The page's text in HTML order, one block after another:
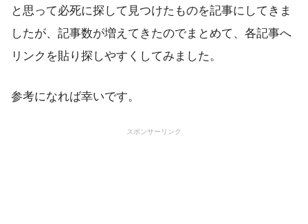
と思って必死に探して見つけたものを記事にしてきま
したが、記事数が増えてきたのでまとめて、各記事へ
リンクを貼り探しやすくしてみました。
参考になれば幸いです。
スポンサーリンク